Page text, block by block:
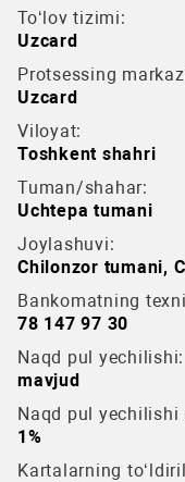
To‘lov tizimi:
Uzcard
Protsessing
Uzcard
Viloyat:
Toshkent shahri
Tuman/shahar:
Uchtepa tumani
Joylashuvi:
Chilonzor tumani,
Bankomatning
78 147 97 30
Naqd pul yechilishi:
mavjud
Naqd pul yechilishi
1%
Kartalarning